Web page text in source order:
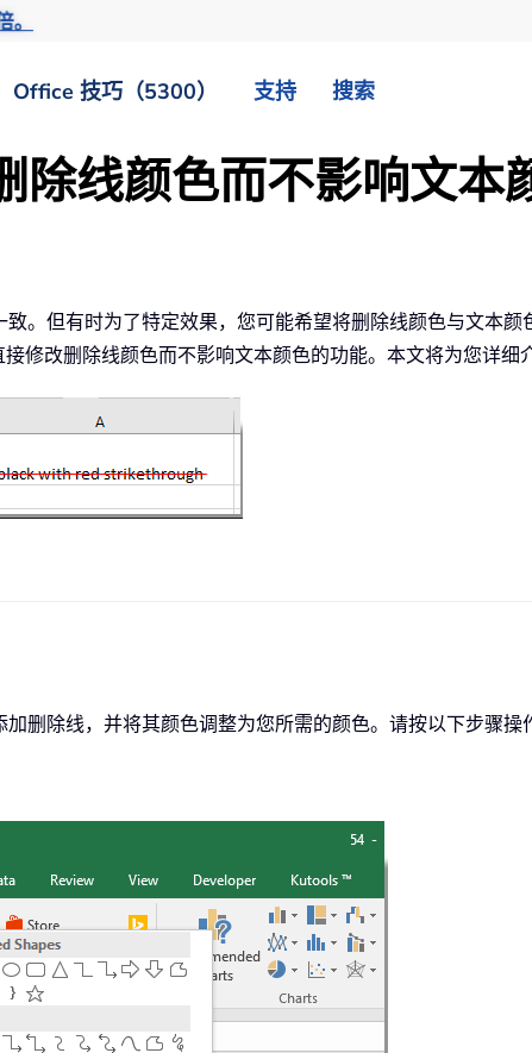
。
Office 技巧（5300） 支持 搜索
除线颜色而不影响文本
。但有时为了特定效果，您可能希望将删除线颜色与文本
修改删除线颜色而不影响文本颜色的功能。本文将为您详细
删除线，并将其颜色调整为您所需的颜色。请按以下步骤操